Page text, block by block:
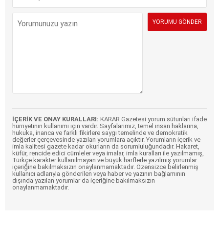
İÇERİK VE ONAY KURALLARI: KARAR Gazetesi yorum sütunları ifade
hürriyetinin kullanımı için vardır. Sayfalarımız, temel insan haklarına,
hukuka, inanca ve farklı fikirlere saygı temelinde ve demokratik
değerler çerçevesinde yazılan yorumlara açıktır. Yorumların içerik ve
imla kalitesi gazete kadar okurların da sorumluluğundadır. Hakaret,
küfür, rencide edici cümleler veya imalar, imla kuralları ile yazılmamış,
Türkçe karakter kullanılmayan ve büyük harflerle yazılmış yorumlar
içeriğine bakılmaksızın onaylanmamaktadır. Özensizce belirlenmiş
kullanıcı adlarıyla gönderilen veya haber ve yazının bağlamının
dışında yazılan yorumlar da içeriğine bakılmaksızın
onaylanmamaktadır.